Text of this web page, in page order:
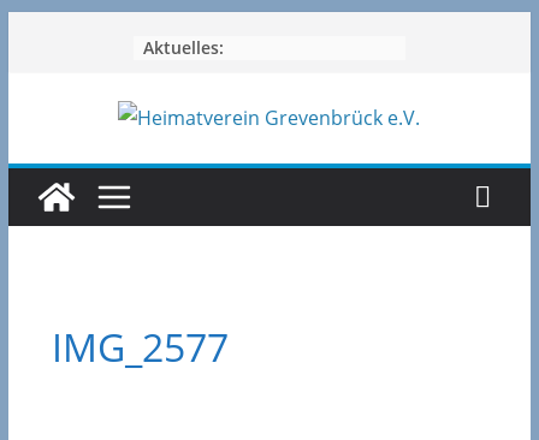
Aktuelles:
IMG_2577